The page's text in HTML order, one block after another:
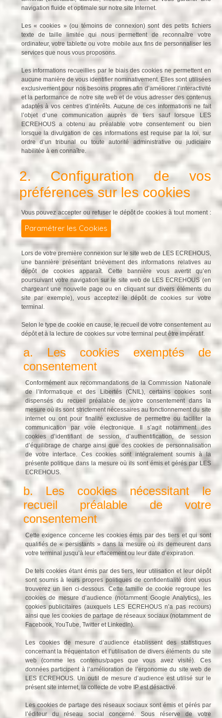
navigation fluide et optimale sur notre site Internet.
Les « cookies » (ou témoins de connexion) sont des petits fichiers
texte de taille limitée qui nous permettent de reconnaître votre
ordinateur, votre tablette ou votre mobile aux fins de personnaliser les
services que nous vous proposons.
Les informations recueillies par le biais des cookies ne permettent en
aucune manière de vous identifier nominativement. Elles sont utilisées
exclusivement pour nos besoins propres afin d’améliorer l’interactivité
et la performance de notre site web et de vous adresser des contenus
adaptés à vos centres d’intérêts. Aucune de ces informations ne fait
l’objet d’une communication auprès de tiers sauf lorsque LES
ECREHOUS a obtenu au préalable votre consentement ou bien
lorsque la divulgation de ces informations est requise par la loi, sur
ordre d’un tribunal ou toute autorité administrative ou judiciaire
habilitée à en connaître.
2. Configuration de vos
préférences sur les cookies
Vous pouvez accepter ou refuser le dépôt de cookies à tout moment :
Paramétrer les Cookies
Lors de votre première connexion sur le site web de LES ECREHOUS,
une bannière présentant brièvement des informations relatives au
dépôt de cookies apparaît. Cette bannière vous avertit qu’en
poursuivant votre navigation sur le site web de LES ECREHOUS (en
chargeant une nouvelle page ou en cliquant sur divers éléments du
site par exemple), vous acceptez le dépôt de cookies sur votre
terminal.
Selon le type de cookie en cause, le recueil de votre consentement au
dépôt et à la lecture de cookies sur votre terminal peut être impératif.
a. Les cookies exemptés de
consentement
Conformément aux recommandations de la Commission Nationale
de l’Informatique et des Libertés (CNIL), certains cookies sont
dispensés du recueil préalable de votre consentement dans la
mesure où ils sont strictement nécessaires au fonctionnement du site
internet ou ont pour finalité exclusive de permettre ou faciliter la
communication par voie électronique. Il s’agit notamment des
cookies d’identifiant de session, d’authentification, de session
d’équilibrage de charge ainsi que des cookies de personnalisation
de votre interface. Ces cookies sont intégralement soumis à la
présente politique dans la mesure où ils sont émis et gérés par LES
ECREHOUS.
b. Les cookies nécessitant le
recueil préalable de votre
consentement
Cette exigence concerne les cookies émis par des tiers et qui sont
qualifiés de « persistants » dans la mesure où ils demeurent dans
votre terminal jusqu’à leur effacement ou leur date d’expiration.
De tels cookies étant émis par des tiers, leur utilisation et leur dépôt
sont soumis à leurs propres politiques de confidentialité dont vous
trouverez un lien ci-dessous. Cette famille de cookie regroupe les
cookies de mesure d’audience (notamment Google Analytics), les
cookies publicitaires (auxquels LES ECREHOUS n’a pas recours)
ainsi que les cookies de partage de réseaux sociaux (notamment de
Facebook, YouTube, Twitter et LinkedIn).
Les cookies de mesure d’audience établissent des statistiques
concernant la fréquentation et l’utilisation de divers éléments du site
web (comme les contenus/pages que vous avez visité). Ces
données participent à l’amélioration de l’ergonomie du site web de
LES ECREHOUS. Un outil de mesure d’audience est utilisé sur le
présent site internet, la collecte de votre IP est désactivé.
Les cookies de partage des réseaux sociaux sont émis et gérés par
l’éditeur du réseau social concerné. Sous réserve de votre